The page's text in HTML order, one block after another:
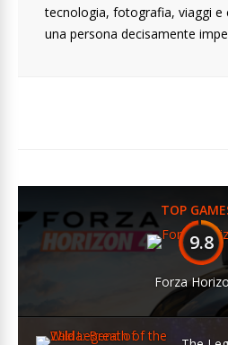
tecnologia, fotografia, viaggi e
una persona decisamente
TOP
9.8
Forza